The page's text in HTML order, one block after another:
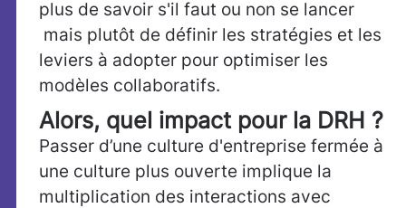
plus de savoir s'il faut ou non se lancer
mais plutôt de définir les stratégies et les
leviers à adopter pour optimiser les
modèles collaboratifs.
Alors, quel impact pour la DRH ?
Passer d’une culture d'entreprise fermée à
une culture plus ouverte implique la
multiplication des interactions avec